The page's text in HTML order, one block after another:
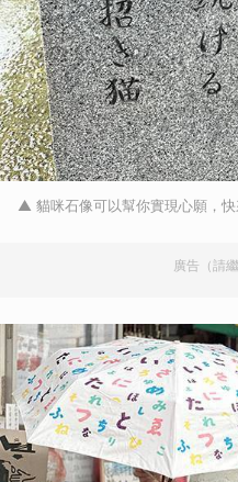
▲ 貓咪石像可以幫你實現心願，快
廣告（請